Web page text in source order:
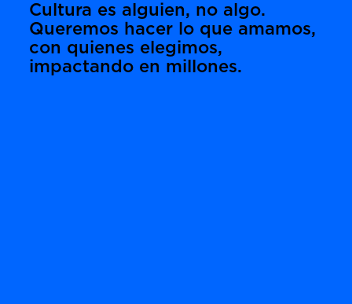
Cultura es alguien, no algo.
Queremos hacer lo que amamos,
con quienes elegimos,
impactando en millones.